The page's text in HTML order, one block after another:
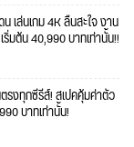
เล่นเกม 4K ลื่นสะใจ งาน
ริ่มต้น 40,990 บาทเท่านั้น!!
รงทุกซีรีส์! สเปคคุ้มค่าตัว
บาทเท่านั้น!